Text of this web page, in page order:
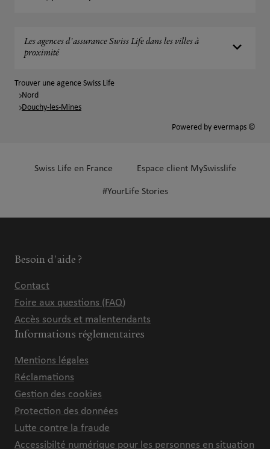
Les agences d'assurance Swiss Life dans les villes à
proximité
Trouver une agence Swiss Life
Nord
Douchy-les-Mines
Powered by evermaps ©
Swiss Life en France Espace client MySwisslife
#YourLife Stories
Besoin d'aide ?
Contact
Foire aux questions (FAQ)
Accès sourds et malentendants
Informations réglementaires
Mentions légales
Réclamations
Gestion des cookies
Protection des données
Lutte contre la fraude
Accessibilté numérique pour les personnes en situation